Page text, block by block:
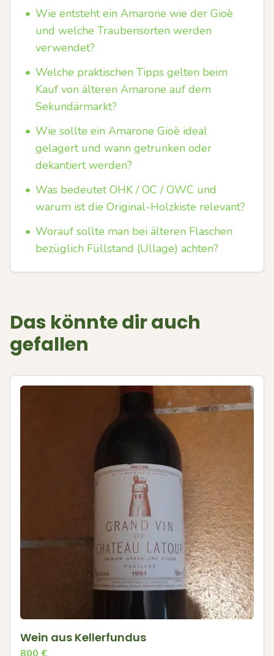
• Wie entsteht ein Amarone wie der Gioè
und welche Traubensorten werden
verwendet?
• Welche praktischen Tipps gelten beim
Kauf von älteren Amarone auf dem
Sekundärmarkt?
• Wie sollte ein Amarone Gioè ideal
gelagert und wann getrunken oder
dekantiert werden?
• Was bedeutet OHK / OC / OWC und
warum ist die Original-Holzkiste relevant?
• Worauf sollte man bei älteren Flaschen
bezüglich Füllstand (Ullage) achten?
Das könnte dir auch
gefallen
Wein aus Kellerfundus